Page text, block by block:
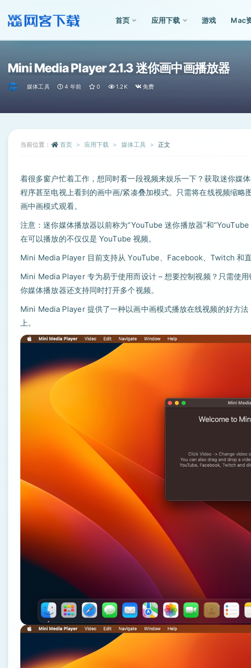
首页 应用下载 游戏 Mac
Mini Media Player 2.1.3 迷你画中画播放器
媒体工具 4 年前 0 1.2K 免费
当前位置： 首页 应用下载 媒体工具 正文
着很多窗户忙着工作，想同时看一段视频来娱乐一下？获取迷你
程序甚至电视上看到的画中画/紧凑叠加模式。只需将在线视频缩
画中画模式观看。
注意：迷你媒体播放器以前称为“YouTube 迷你播放器”和
在可以播放的不仅仅是 YouTube 视频。
Mini Media Player 目前支持从 YouTube、Facebook、Twitch 和直
Mini Media Player 专为易于使用而设计 – 想要控制视频？只需使
你媒体播放器还支持同时打开多个视频。
Mini Media Player 提供了一种以画中画模式播放在线视频的好方
上。